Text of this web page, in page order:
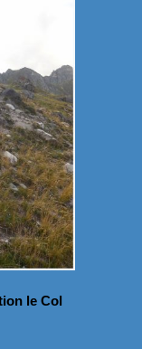
le Col